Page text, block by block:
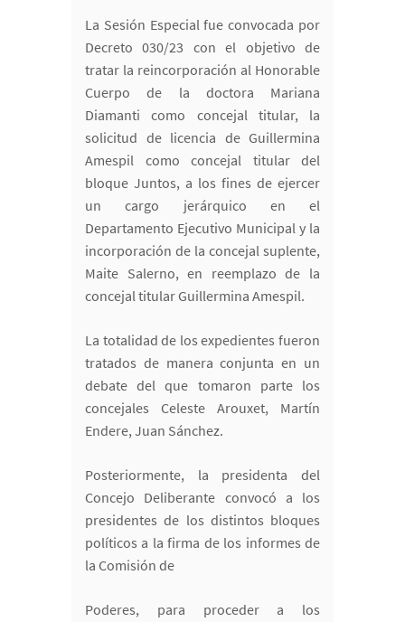
La Sesión Especial fue convocada por
Decreto 030/23 con el objetivo de
tratar la reincorporación al Honorable
Cuerpo de la doctora Mariana
Diamanti como concejal titular, la
solicitud de licencia de Guillermina
Amespil como concejal titular del
bloque Juntos, a los fines de ejercer
un cargo jerárquico en el
Departamento Ejecutivo Municipal y la
incorporación de la concejal suplente,
Maite Salerno, en reemplazo de la
concejal titular Guillermina Amespil.
La totalidad de los expedientes fueron
tratados de manera conjunta en un
debate del que tomaron parte los
concejales Celeste Arouxet, Martín
Endere, Juan Sánchez.
Posteriormente, la presidenta del
Concejo Deliberante convocó a los
presidentes de los distintos bloques
políticos a la firma de los informes de
la Comisión de
Poderes, para proceder a los